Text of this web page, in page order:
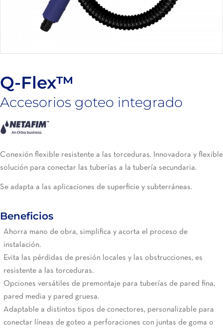
Q-Flex™
Accesorios goteo integrado
Conexión flexible resistente a las torceduras. Innovadora y flexible
solución para conectar las tuberías a la tubería secundaria.
Se adapta a las aplicaciones de superficie y subterráneas.
Beneficios
Ahorra mano de obra, simplifica y acorta el proceso de
instalación.
Evita las pérdidas de presión locales y las obstrucciones, es
resistente a las torceduras.
Opciones versátiles de premontaje para tuberías de pared fina,
pared media y pared gruesa.
Adaptable a distintos tipos de conectores, personalizable para
conectar líneas de goteo a perforaciones con juntas de goma o